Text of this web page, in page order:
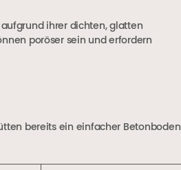
ihrer dichten, glatten
poröser sein und erfordern
bereits ein einfacher Betonboden